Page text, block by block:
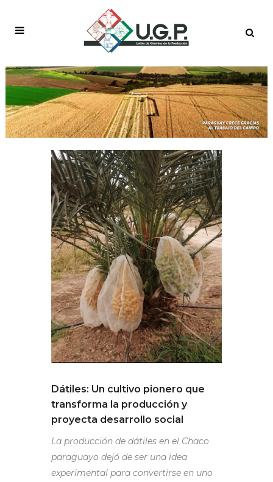
Dátiles: Un cultivo pionero que
transforma la producción y
proyecta desarrollo social
La producción de dátiles en el Chaco
paraguayo dejó de ser una idea
experimental para convertirse en uno